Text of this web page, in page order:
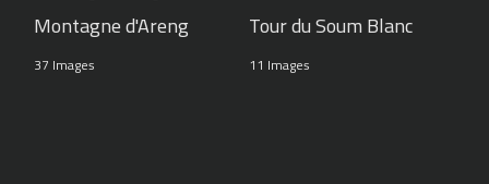
Montagne d'Areng
37 Images
Tour du Soum Blanc
11 Images